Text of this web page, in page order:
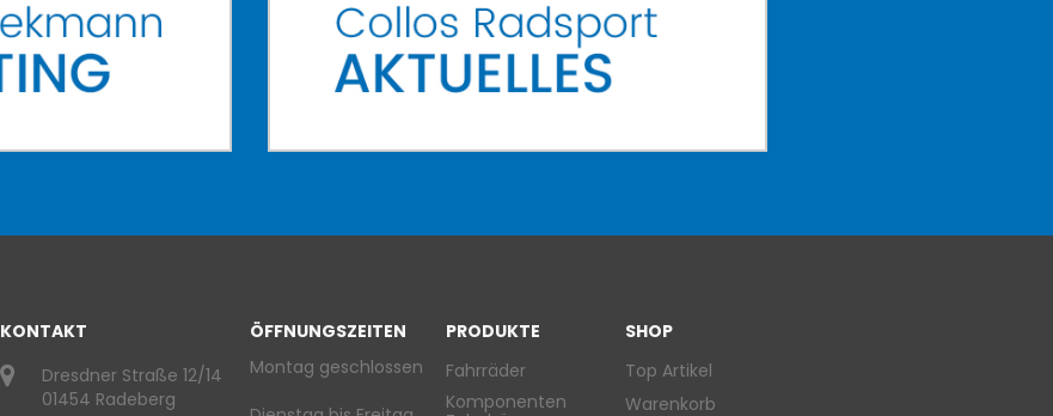
KONTAKT
Dresdner Straße 12/14
01454 Radeberg
ÖFFNUNGSZEITEN
Montag geschlossen
PRODUKTE
Fahrräder
Komponenten
SHOP
Top Artikel
Warenkorb